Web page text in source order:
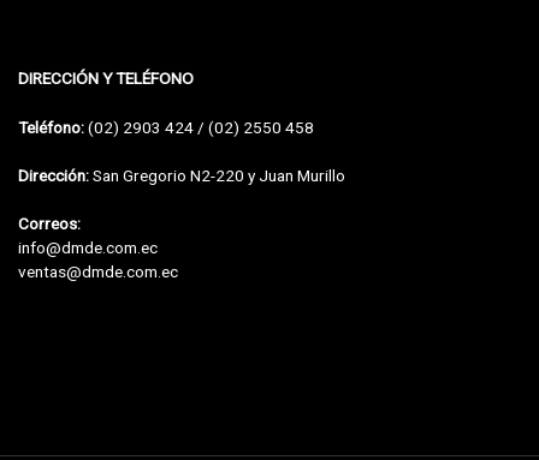
DIRECCIÓN Y TELÉFONO
Teléfono:(02) 2903 424 / (02) 2550 458
Dirección:San Gregorio N2-220 y Juan Murillo
Correos:
info@dmde.com.ec
ventas@dmde.com.ec